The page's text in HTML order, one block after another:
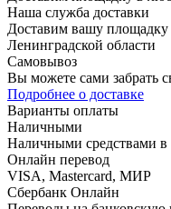
Наша служба доставки
Доставим вашу площадку
Ленинградской области
Самовывоз
Вы можете сами забрать
Подробнее о доставке
Варианты оплаты
Наличными
Наличными средствами
Онлайн перевод
VISA, Mastercard, МИР
Сбербанк Онлайн